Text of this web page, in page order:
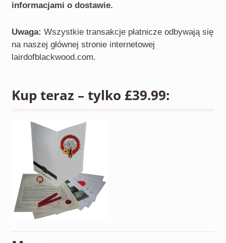
informacjami o dostawie.
Uwaga: Wszystkie transakcje płatnicze odbywają się
na naszej głównej stronie internetowej
lairdofblackwood.com.
Kup teraz – tylko £39.99: